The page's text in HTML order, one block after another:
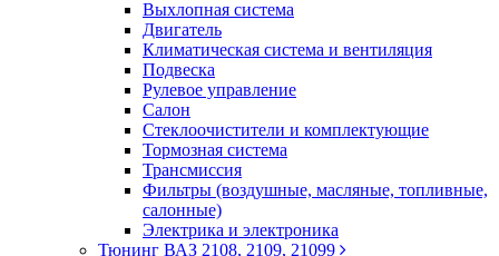
Выхлопная система
Двигатель
Климатическая система и вентиляция
Подвеска
Рулевое управление
Салон
Стеклоочистители и комплектующие
Тормозная система
Трансмиссия
Фильтры (воздушные, масляные, топливные,
салонные)
Электрика и электроника
Тюнинг ВАЗ 2108, 2109, 21099